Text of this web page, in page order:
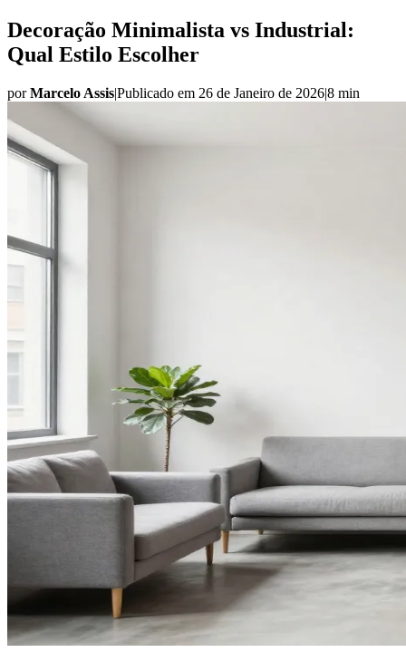
Decoração Minimalista vs Industrial:
Qual Estilo Escolher
porMarcelo Assis|Publicado em 26 de Janeiro de 2026|8 min